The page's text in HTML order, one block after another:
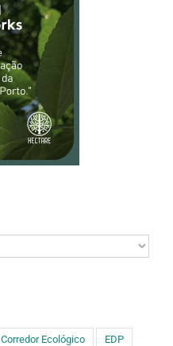
Corredor Ecológico EDP